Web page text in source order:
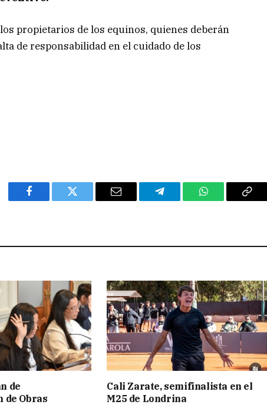
propietarios de los equinos, quienes deberán
de responsabilidad en el cuidado de los
Facebook Twitter Email Telegram WhatsAppCopy
de
de Obras
Cali Zarate, semifinalista en el
M25 de Londrina